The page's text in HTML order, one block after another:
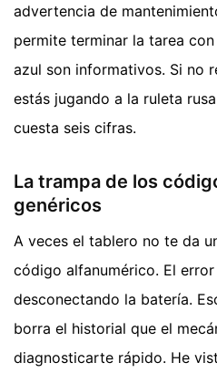
advertencia de
permite terminar la tarea
azul son informativos. Si no
estás jugando a la ruleta
cuesta seis cifras.
La trampa de los
genéricos
A veces el tablero no te da
código alfanumérico. El
desconectando la batería.
borra el historial que el
diagnosticarte rápido. He